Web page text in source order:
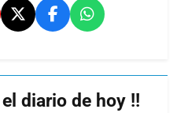
diario de hoy !!